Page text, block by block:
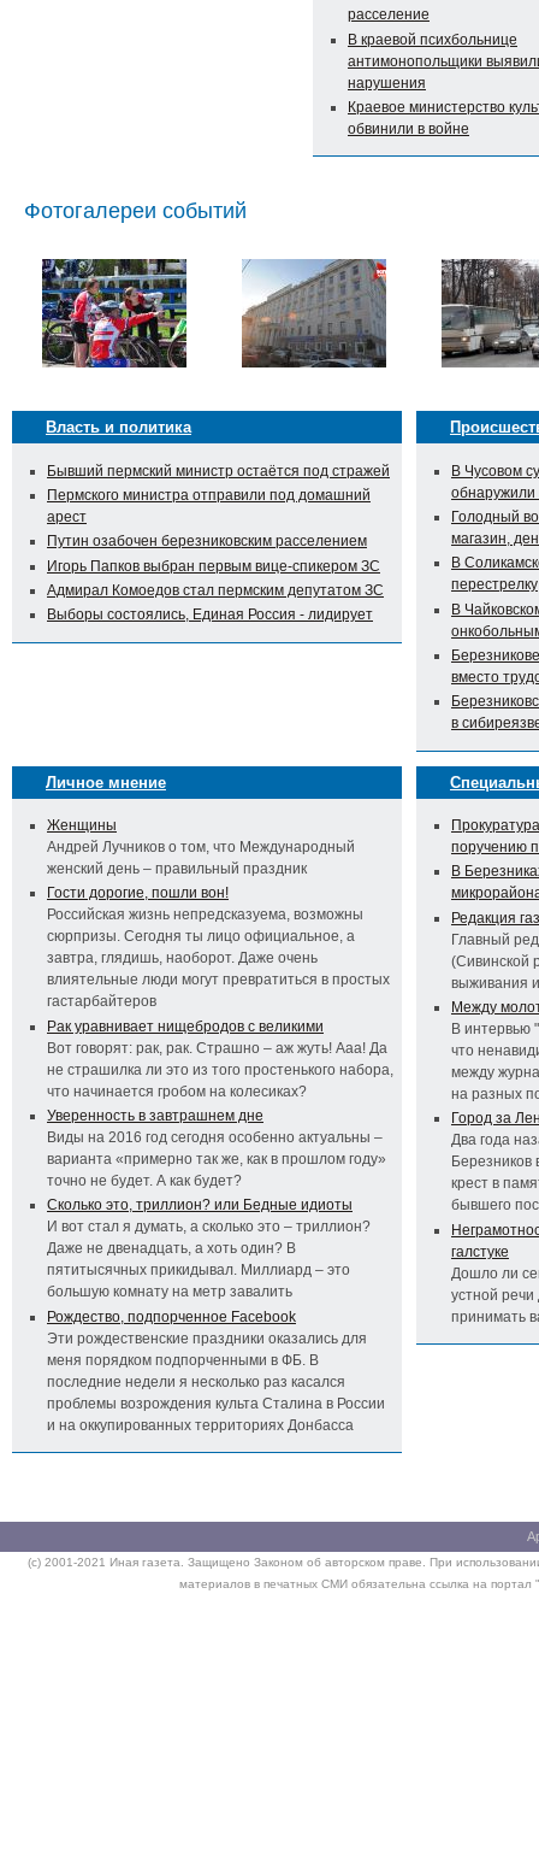
расселение
В краевой психбольнице
антимонопольщики
нарушения
Краевое министерство
обвинили в войне
Фотогалереи событий
Власть и политика
Бывший пермский министр остаётся под стражей
Пермского министра отправили под домашний
арест
Путин озабочен березниковским расселением
Игорь Папков выбран первым вице-спикером ЗС
Адмирал Комоедов стал пермским депутатом ЗС
Выборы состоялись, Единая Россия - лидирует
В Чусовом
Голодный
магазин,
В
перестрелку
В
вместо
в
Личное мнение
Женщины
Андрей Лучников о том, что Международный
женский день – правильный праздник
Гости дорогие, пошли вон!
Российская жизнь непредсказуема, возможны
сюрпризы. Сегодня ты лицо официальное, а
завтра, глядишь, наоборот. Даже очень
влиятельные люди могут превратиться в простых
гастарбайтеров
Рак уравнивает нищебродов с великими
Вот говорят: рак, рак. Страшно – аж жуть! Ааа! Да
не страшилка ли это из того простенького набора,
что начинается гробом на колесиках?
Уверенность в завтрашнем дне
Виды на 2016 год сегодня особенно актуальны –
варианта «примерно так же, как в прошлом году»
точно не будет. А как будет?
Сколько это, триллион? или Бедные идиоты
И вот стал я думать, а сколько это – триллион?
Даже не двенадцать, а хоть один? В
пятитысячных прикидывал. Миллиард – это
большую комнату на метр завалить
Рождество, подпорченное Facebook
Эти рождественские праздники оказались для
меня порядком подпорченными в ФБ. В
последние недели я несколько раз касался
проблемы возрождения культа Сталина в России
и на оккупированных территориях Донбасса
поручению
В
Редакция
Главный
(Сивинской
выживания
Между
В интервью
что
между
на разных
Город за
Два года
Березников
крест в
бывшего
галстуке
Дошло ли
устной речи
принимать
(c) 2001-2021 Иная газета. Защищено Законом об авторском праве. При
материалов в печатных СМИ обязательна ссылка на